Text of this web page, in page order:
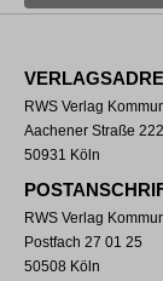
RWS Verlag
Aachener Straße 222
50931 Köln
RWS Verlag
Postfach 27 01 25
50508 Köln